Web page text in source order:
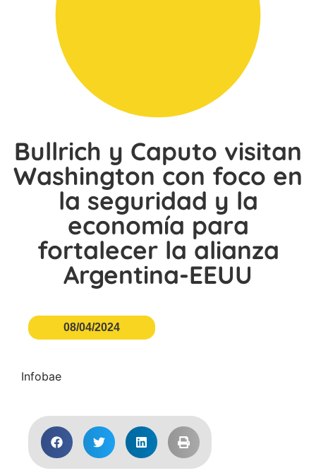
Bullrich y Caputo visitan
Washington con foco en
la seguridad y la
economía para
fortalecer la alianza
Argentina-EEUU
08/04/2024
Infobae